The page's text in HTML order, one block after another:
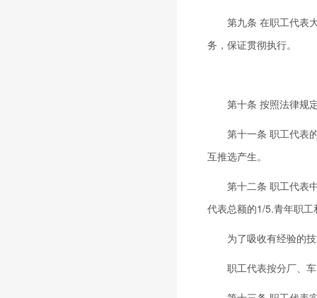
第九条 在职工代表大
务，保证贯彻执行。
第十条 按照法律规定
第十一条 职工代表的
互推选产生。
第十二条 职工代表中
代表总额的1/5.青年职
为了吸收有经验的技
职工代表按分厂、车